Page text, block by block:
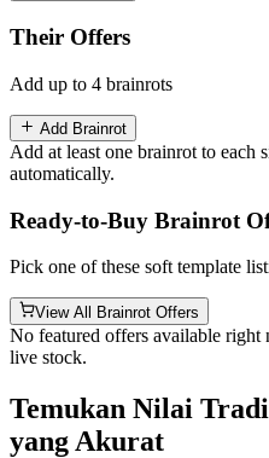
Their Offers
Add up to 4 brainrots
Add Brainrot
Add at least one brainrot to each
automatically.
Ready-to-Buy Brainrot
Pick one of these soft template
View All Brainrot Offers
No featured offers available
live stock.
Temukan Nilai
yang Akurat